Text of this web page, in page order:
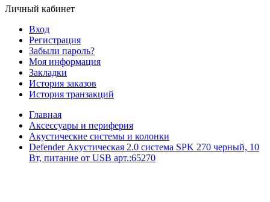
Личный кабинет
Вход
Регистрация
Забыли пароль?
Моя информация
Закладки
История заказов
История транзакций
Главная
Аксессуары и периферия
Акустические системы и колонки
Defender Акустическая 2.0 система SPK 270 черный, 10
Вт, питание от USB арт.:65270